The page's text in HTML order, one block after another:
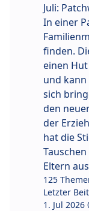
Juli:
In einer
finden.
einen
und
sich
den
der
hat die
Eltern
125
Letzter
1. Jul 2026